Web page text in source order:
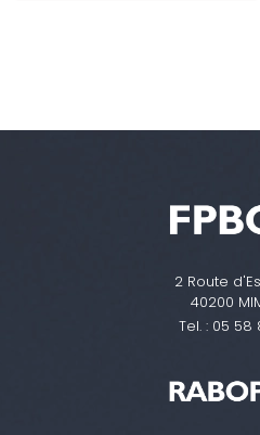
2 Route
40200
Tel. : 05 58